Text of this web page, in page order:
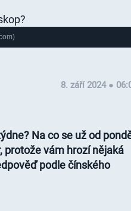
8. září 2024 ●
Na co se už od
protože vám hrozí nějaká
podle čínského